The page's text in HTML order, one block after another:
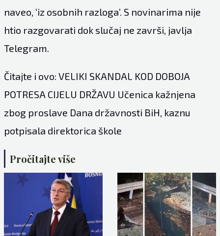
naveo, ‘iz osobnih razloga’. S novinarima nije
htio razgovarati dok slučaj ne završi, javlja
Telegram.
Čitajte i ovo: VELIKI SKANDAL KOD DOBOJA
POTRESA CIJELU DRŽAVU Učenica kažnjena
zbog proslave Dana državnosti BiH, kaznu
potpisala direktorica škole
Pročitajte više